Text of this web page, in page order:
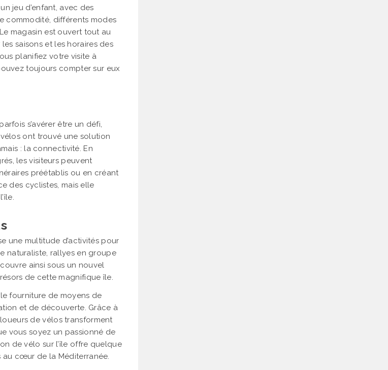
jeu d’enfant, avec des
commodité, différents modes
magasin est ouvert tout au
saisons et les horaires des
planifiez votre visite à
toujours compter sur eux
s’avérer être un défi,
ont trouvé une solution
: la connectivité. En
les visiteurs peuvent
préétablis ou en créant
des cyclistes, mais elle
une multitude d’activités pour
naturaliste, rallyes en groupe
ainsi sous un nouvel
de cette magnifique île.
fourniture de moyens de
et de découverte. Grâce à
de vélos transforment
vous soyez un passionné de
de vélo sur l’île offre quelque
cœur de la Méditerranée.